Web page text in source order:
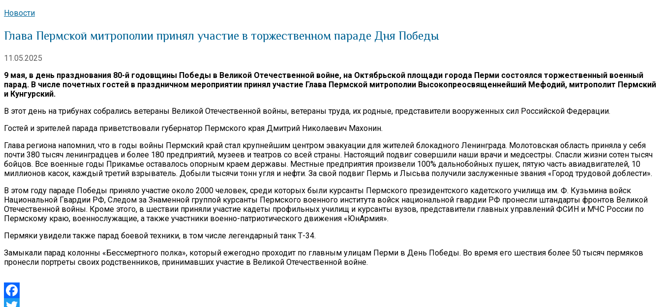
Новости
Глава Пермской митрополии принял участие в торжественном параде Дня Победы
11.05.2025
9 мая, в день празднования 80-й годовщины Победы в Великой Отечественной войне, на Октябрьской площади города Перми состоялся торжественный военный
парад. В числе почетных гостей в праздничном мероприятии принял участие Глава Пермской митрополии Высокопреосвященнейший Мефодий, митрополит Пермский
и Кунгурский.
В этот день на трибунах собрались ветераны Великой Отечественной войны, ветераны труда, их родные, представители вооруженных сил Российской Федерации.
Гостей и зрителей парада приветствовали губернатор Пермского края Дмитрий Николаевич Махонин.
Глава региона напомнил, что в годы войны Пермский край стал крупнейшим центром эвакуации для жителей блокадного Ленинграда. Молотовская область приняла у себя
почти 380 тысяч ленинградцев и более 180 предприятий, музеев и театров со всей страны. Настоящий подвиг совершили наши врачи и медсестры. Спасли жизни сотен тысяч
бойцов. Все военные годы Прикамье оставалось опорным краем державы. Местные предприятия произвели 100% дальнобойных пушек, пятую часть авиадвигателей, 10
миллионов касок, каждый третий взрыватель. Добыли тысячи тонн угля и нефти. За свой подвиг Пермь и Лысьва получили заслуженные звания «Город трудовой доблести».
В этом году параде Победы приняло участие около 2000 человек, среди которых были курсанты Пермского президентского кадетского училища им. Ф. Кузьмина войск
Национальной Гвардии РФ, Следом за Знаменной группой курсанты Пермского военного института войск национальной гвардии РФ пронесли штандарты фронтов Великой
Отечественной войны. Кроме этого, в шествии приняли участие кадеты профильных училищ и курсанты вузов, представители главных управлений ФСИН и МЧС России по
Пермскому краю, военнослужащие, а также участники военно-патриотического движения «ЮнАрмия».
Пермяки увидели также парад боевой техники, в том числе легендарный танк Т-34.
Замыкали парад колонны «Бессмертного полка», который ежегодно проходит по главным улицам Перми в День Победы. Во время его шествия более 50 тысяч пермяков
пронесли портреты своих родственников, принимавших участие в Великой Отечественной войне.